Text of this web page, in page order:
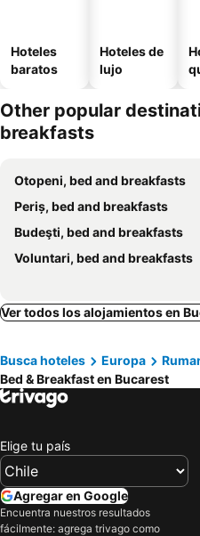
Hoteles
baratos
Hoteles de
lujo
Other popular
breakfasts
Otopeni, bed and breakfasts
Periș, bed and breakfasts
Budeşti, bed and breakfasts
Voluntari, bed and breakfasts
Ver todos los alojamientos en
Busca hoteles Europa
Bed & Breakfast en Bucarest
Elige tu país
Agregar en Google
Encuentra nuestros resultados
fácilmente: agrega trivago como